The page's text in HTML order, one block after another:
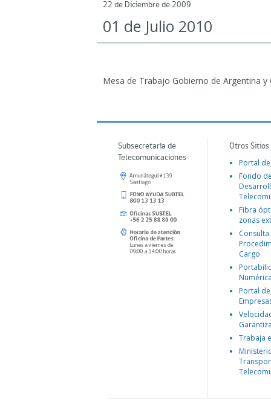
22 de Diciembre de 2009
01 de Julio 2010
Mesa de Trabajo Gobierno de Argentina
Subsecretaría de
Telecomunicaciones
Otros
Portal
Fondo
Fibra
zonas
Consulta
Cargo
Portal
Trabaja